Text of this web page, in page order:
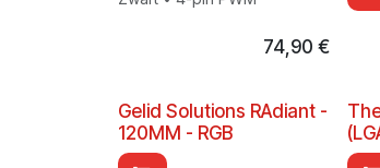
74,90 €
Gelid Solutions RAdiant -
120MM - RGB